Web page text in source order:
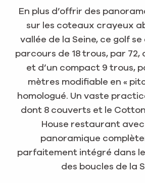
En plus d’offrir des
sur les coteaux crayeux
vallée de la Seine, ce golf se
parcours de 18 trous, par 72,
et d’un compact 9 trous,
mètres modifiable en «
homologué. Un vaste
dont 8 couverts et le
House restaurant
panoramique
parfaitement intégré dans
des boucles de la